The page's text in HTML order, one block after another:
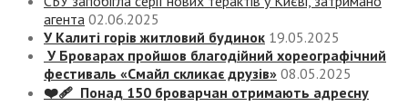
агента 02.06.2025
У Калиті горів житловий будинок 19.05.2025
У Броварах пройшов благодійний хореографічний
фестиваль «Смайл скликає друзів» 08.05.2025
❤️‍🩹 Понад 150 броварчан отримають адресну